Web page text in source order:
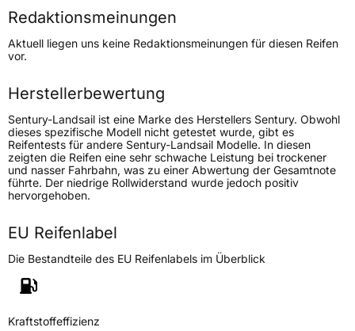
Höchstgeschwindigkeit
270 km/h
Lastindex97
Höchstlast730 kg
Generelle Merkmale
FahrzeugtypPKW
VerwendungSommerreifen
ModellnameRapidDragon
Fahrzeugart
PKW & SUV
Redaktionsmeinungen
Aktuell liegen uns keine Redaktionsmeinungen für diesen Reifen
vor.
Herstellerbewertung
Sentury-Landsail ist eine Marke des Herstellers Sentury. Obwohl
dieses spezifische Modell nicht getestet wurde, gibt es
Reifentests für andere Sentury-Landsail Modelle. In diesen
zeigten die Reifen eine sehr schwache Leistung bei trockener
und nasser Fahrbahn, was zu einer Abwertung der Gesamtnote
führte. Der niedrige Rollwiderstand wurde jedoch positiv
hervorgehoben.
EU Reifenlabel
Die Bestandteile des EU Reifenlabels im Überblick
Kraftstoffeffizienz